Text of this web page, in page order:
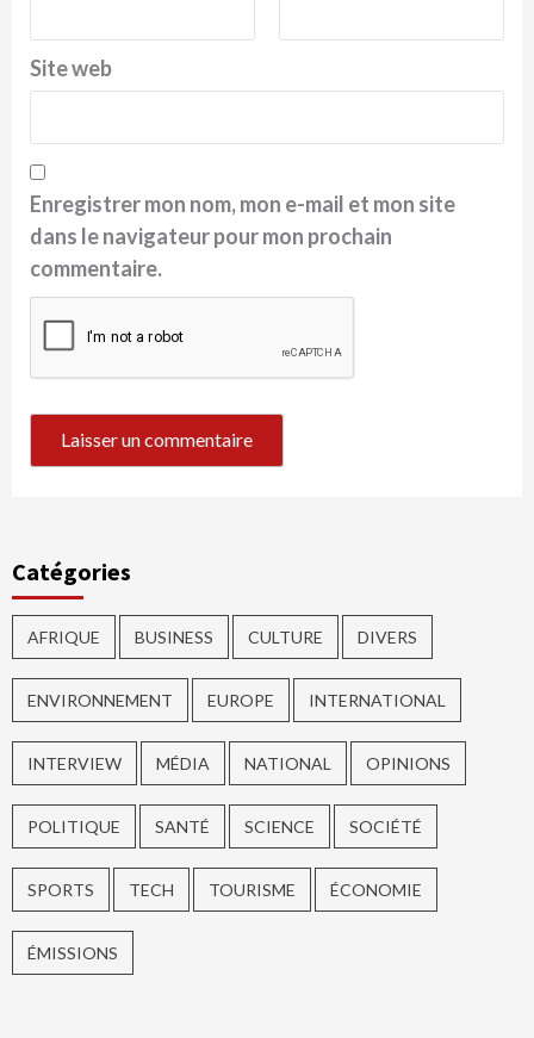
Site web
Enregistrer mon nom, mon e-mail et mon site
dans le navigateur pour mon prochain
commentaire.
Catégories
AFRIQUE BUSINESS CULTURE DIVERS
ENVIRONNEMENT EUROPE INTERNATIONAL
INTERVIEW MÉDIA NATIONAL OPINIONS
POLITIQUE SANTÉ SCIENCE SOCIÉTÉ
SPORTS TECH TOURISME ÉCONOMIE
ÉMISSIONS